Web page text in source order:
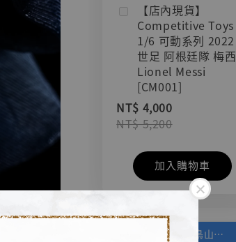
【店內現貨】
Competitive Toys
1/6 可動系列 2022
世足 阿根廷隊 梅西
Lionel Messi
[CM001]
NT$ 4,000
NT$ 5,200
加入購物車
加購優惠【悟空 鳥山明紀念款 [奇蹟工作室]】